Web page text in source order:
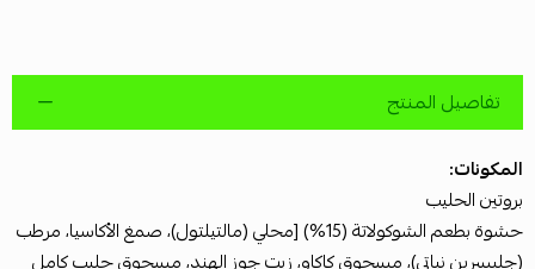
تفاصيل المنتج
المكونات:
بروتين الحليب
حشوة بطعم الشوكولاتة (15%) [محلي (مالتيلتول)، صمغ الأكاسيا، مرطب
(جليسرين نباتي)، مسحوق كاكاو، زيت جوز الهند، مسحوق حليب كامل